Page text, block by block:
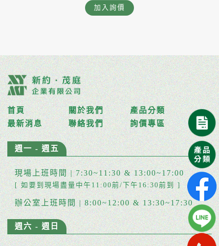
加入詢價
首頁 關於我們
產品分類
最新消息
聯絡我們 詢價專區
週一 - 週五
現場上班時間 | 7:30~11:30 & 13:00~17:00
[ 如要到現場盡量中午11:00前/下午16:30前到 ]
辦公室上班時間 | 8:00~12:00 & 13:30~17:30
週六 - 週日